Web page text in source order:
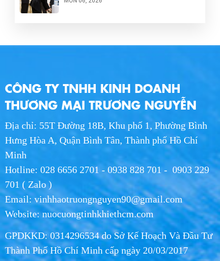
Giải pháp an toàn và uy tín hàng đầu712
Dịch Vụ Đổi Nước Uống Gần Nhất: Giao
Nhanh, Chính Hãng & Tiết Kiệm713
Bảng giá nước uống đóng chai sỉ: Cập nhật
mới nhất và kinh nghiệm lựa chọn nhà cung
MON 06, 2026
Dịch vụ giao nước uống định kỳ: Giải pháp
tiện lợi, tiết kiệm cho mọi gia đình715
MON 06, 2026
CÔNG TY TNHH KINH DOANH
THƯƠNG MẠI TRƯƠNG NGUYỄN
Địa chỉ: 55T Đường 18B, Khu phố 1, Phường Bình
Hưng Hòa A, Quận Bình Tân, Thành phố Hồ Chí
Minh
Hotline: 028 6656 2701 - 0938 828 701 - 0903 229
701 ( Zalo )
Email: vinhhaotruongnguyen90@gmail.com
Website: nuocuongtinhkhiethcm.com
GPDKKD: 0314296534 do Sở Kế Hoạch Và Đầu Tư
Thành Phố Hồ Chí Minh cấp ngày 20/03/2017